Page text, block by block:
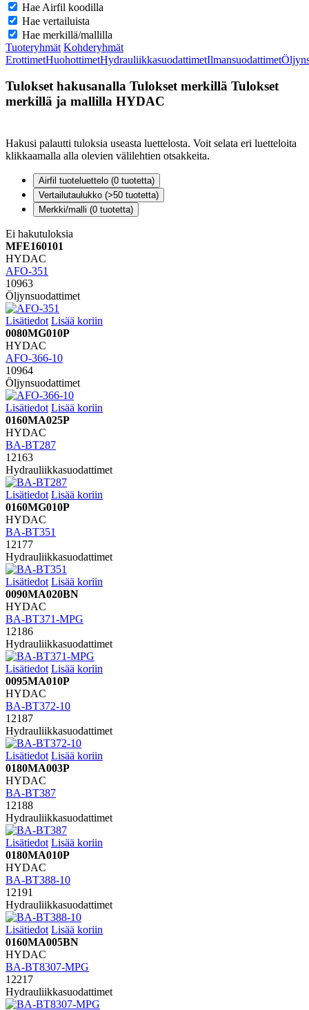
Hae Airfil koodilla
Hae vertailuista
Hae merkillä/mallilla
Tuoteryhmät Kohderyhmät
ErottimetHuohottimetHydrauliikkasuodattimetIlmansuodattimet
Tulokset hakusanalla Tulokset merkillä Tulokset
merkillä ja mallilla HYDAC
Hakusi palautti tuloksia useasta luettelosta. Voit selata eri luetteloita
klikkaamalla alla olevien välilehtien otsakkeita.
Airfil tuoteluettelo (0 tuotetta)
Vertailutaulukko (>50 tuotetta)
Merkki/malli (0 tuotetta)
Ei hakutuloksia
MFE160101
HYDAC
AFO-351
10963
Öljynsuodattimet
Lisätiedot Lisää koriin
0080MG010P
HYDAC
AFO-366-10
10964
Öljynsuodattimet
Lisätiedot Lisää koriin
0160MA025P
HYDAC
BA-BT287
12163
Hydrauliikkasuodattimet
Lisätiedot Lisää koriin
0160MG010P
HYDAC
BA-BT351
12177
Hydrauliikkasuodattimet
Lisätiedot Lisää koriin
0090MA020BN
HYDAC
BA-BT371-MPG
12186
Hydrauliikkasuodattimet
Lisätiedot Lisää koriin
0095MA010P
HYDAC
BA-BT372-10
12187
Hydrauliikkasuodattimet
Lisätiedot Lisää koriin
0180MA003P
HYDAC
BA-BT387
12188
Hydrauliikkasuodattimet
Lisätiedot Lisää koriin
0180MA010P
HYDAC
BA-BT388-10
12191
Hydrauliikkasuodattimet
Lisätiedot Lisää koriin
0160MA005BN
HYDAC
BA-BT8307-MPG
12217
Hydrauliikkasuodattimet